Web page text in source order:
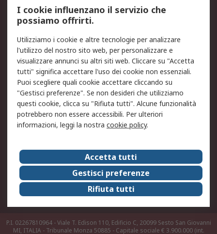
Legale
Informativa Cookie
Informativa Privacy -
Aggiornata
Email Security
Termini d'uso
Condizioni di vendita
Condizioni generali di
servizio
Etica e responsabilità
Chi Siamo
Chi Siamo
Contattaci
Supporto
ESG
Carriere
RS Group
Press Centre
Discovery: il Blog di RS
P.I. 02267810964 - Viale T. Edison 110, Edificio C, 20099 Sesto San Giovanni
MI, ITALIA - Tribunale Monza 50885 - Capitale sociale € 3.900.000 (int.
I cookie influenzano il servizio che
possiamo offrirti.
Utilizziamo i cookie e altre tecnologie per analizzare
l'utilizzo del nostro sito web, per personalizzare e
visualizzare annunci su altri siti web. Cliccare su "Accetta
tutti" significa accettare l'uso dei cookie non essenziali.
Puoi scegliere quali cookie accettare cliccando su
"Gestisci preferenze". Se non desideri che utilizziamo
questi cookie, clicca su "Rifiuta tutti". Alcune funzionalità
potrebbero non essere accessibili. Per ulteriori
informazioni, leggi la nostra cookie policy.
Accetta tutti
Gestisci preferenze
Rifiuta tutti